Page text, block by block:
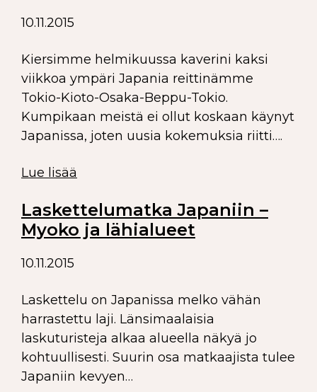
10.11.2015
Kiersimme helmikuussa kaverini kaksi
viikkoa ympäri Japania reittinämme
Tokio-Kioto-Osaka-Beppu-Tokio.
Kumpikaan meistä ei ollut koskaan käynyt
Japanissa, joten uusia kokemuksia riitti….
Lue lisää
Laskettelumatka Japaniin –
Myoko ja lähialueet
10.11.2015
Laskettelu on Japanissa melko vähän
harrastettu laji. Länsimaalaisia
laskuturisteja alkaa alueella näkyä jo
kohtuullisesti. Suurin osa matkaajista tulee
Japaniin kevyen…